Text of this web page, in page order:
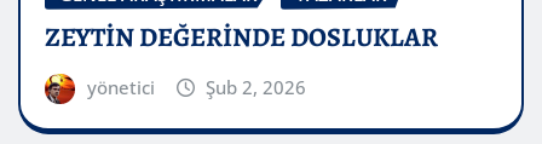
ZEYTİN DEĞERİNDE DOSLUKLAR
yönetici Şub 2, 2026